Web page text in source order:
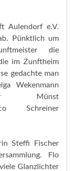
Aulendorf e.V.
Pünktlich um
die
im Zunftheim
gedachte man
Wekenmann
Münst
Schreiner
Steffi Fischer
Flo
Glanzlichter